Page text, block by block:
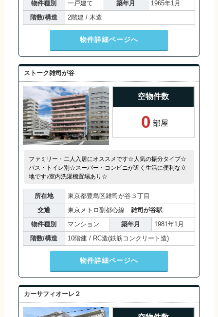
物件種別
一戸建て 築年月
1965年1月
階数/構造
2階建 / 木造
物件詳細ページへ
ストーク雑司が谷
空物件数
0 部屋
ファミリー・二人入居にオススメです☆人気の振分タイプ☆
バス・トイレ別☆スーパー・コンビニが近く生活に便利な立
地です♪室内洗濯機置場あり☆
所在地
東京都豊島区雑司が谷３丁目
交通
東京メトロ副都心線 雑司が谷駅
物件種別
マンション 築年月
1981年1月
階数/構造
10階建 / RC造(鉄筋コンクリート造)
物件詳細ページへ
カーサフィオーレ２